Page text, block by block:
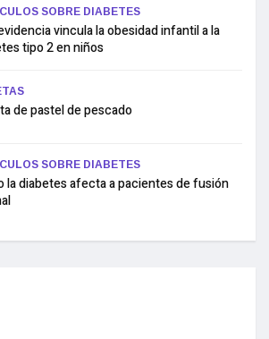
SOBRE DIABETES
vincula la obesidad infantil a la
tipo 2 en niños
de pastel de pescado
SOBRE DIABETES
la diabetes afecta a pacientes de fusión